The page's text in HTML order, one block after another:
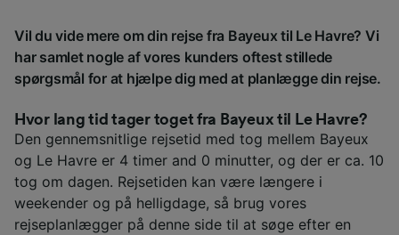
Vil du vide mere om din rejse fra Bayeux til Le Havre? Vi
har samlet nogle af vores kunders oftest stillede
spørgsmål for at hjælpe dig med at planlægge din rejse.
Hvor lang tid tager toget fra Bayeux til Le Havre?
Den gennemsnitlige rejsetid med tog mellem Bayeux
og Le Havre er 4 timer and 0 minutter, og der er ca. 10
tog om dagen. Rejsetiden kan være længere i
weekender og på helligdage, så brug vores
rejseplanlægger på denne side til at søge efter en